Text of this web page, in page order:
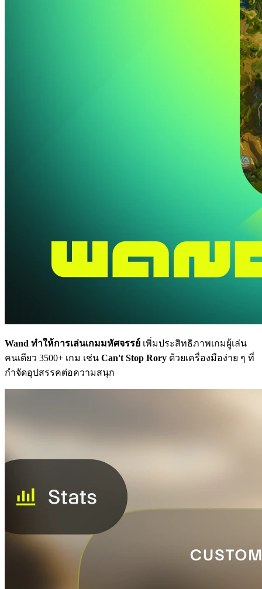
Wand ทำให้การเล่นเกมมหัศจรรย์ เพิ่มประสิทธิภาพเกมผู้เล่น
คนเดียว 3500+ เกม เช่น Can't Stop Rory ด้วยเครื่องมือง่าย ๆ ที่
กำจัดอุปสรรคต่อความสนุก